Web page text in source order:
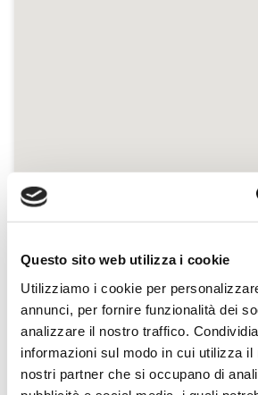
Questo sito web utilizza i cookie
Utilizziamo i cookie per
annunci, per fornire funzionalità dei
analizzare il nostro traffico.
informazioni sul modo in cui utilizza il
nostri partner che si occupano di